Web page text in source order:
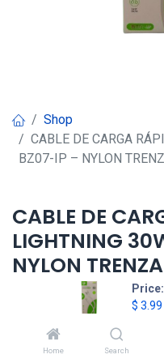
Price:
$ 3.99
Home Search
Shop
CABLE DE CARGA
BZ07-IP – NYLON
CABLE DE
LIGHTNING
NYLON